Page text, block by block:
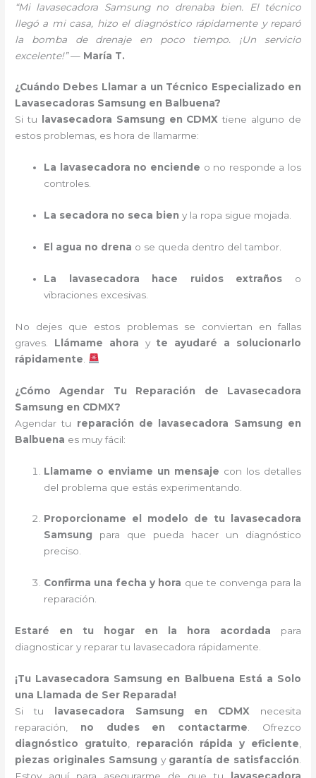
“Mi lavasecadora Samsung no drenaba bien. El técnico
llegó a mi casa, hizo el diagnóstico rápidamente y reparó
la bomba de drenaje en poco tiempo. ¡Un servicio
excelente!”— María T.
¿Cuándo Debes Llamar a un Técnico Especializado en
Lavasecadoras Samsung en Balbuena?
Si tu
lavasecadora Samsung en CDMX tiene alguno de
estos problemas, es hora de llamarme:
La lavasecadora no enciende o no responde a los
controles.
La secadora no seca bien y la ropa sigue mojada.
El agua no drena o se queda dentro del tambor.
La lavasecadora hace ruidos extraños o
vibraciones excesivas.
No dejes que estos problemas se conviertan en fallas
graves. Llámame ahora y te ayudaré a solucionarlo
rápidamente
¿Cómo Agendar Tu Reparación de Lavasecadora
Samsung en CDMX?
Agendar tu reparación de lavasecadora Samsung en
Balbuena es muy fácil:
Llamame o enviame un mensaje con los detalles
del problema que estás experimentando.
Proporcioname el modelo de tu lavasecadora
Samsung para que pueda hacer un diagnóstico
preciso.
Confirma una fecha y hora que te convenga para la
reparación.
Estaré en tu hogar en la hora acordada para
diagnosticar y reparar tu lavasecadora rápidamente.
¡Tu Lavasecadora Samsung en Balbuena Está a Solo
una Llamada de Ser Reparada!
Si tu
lavasecadora Samsung en CDMX necesita
reparación, no dudes en contactarme . Ofrezco
diagnóstico gratuito
reparación rápida y eficiente
piezas originales Samsung y garantía de satisfacción